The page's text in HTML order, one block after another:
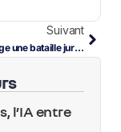
Suivant
OpenAI engage une bataille juridique contre Apple, Meta licencie 8 000 employés
l’IA entre